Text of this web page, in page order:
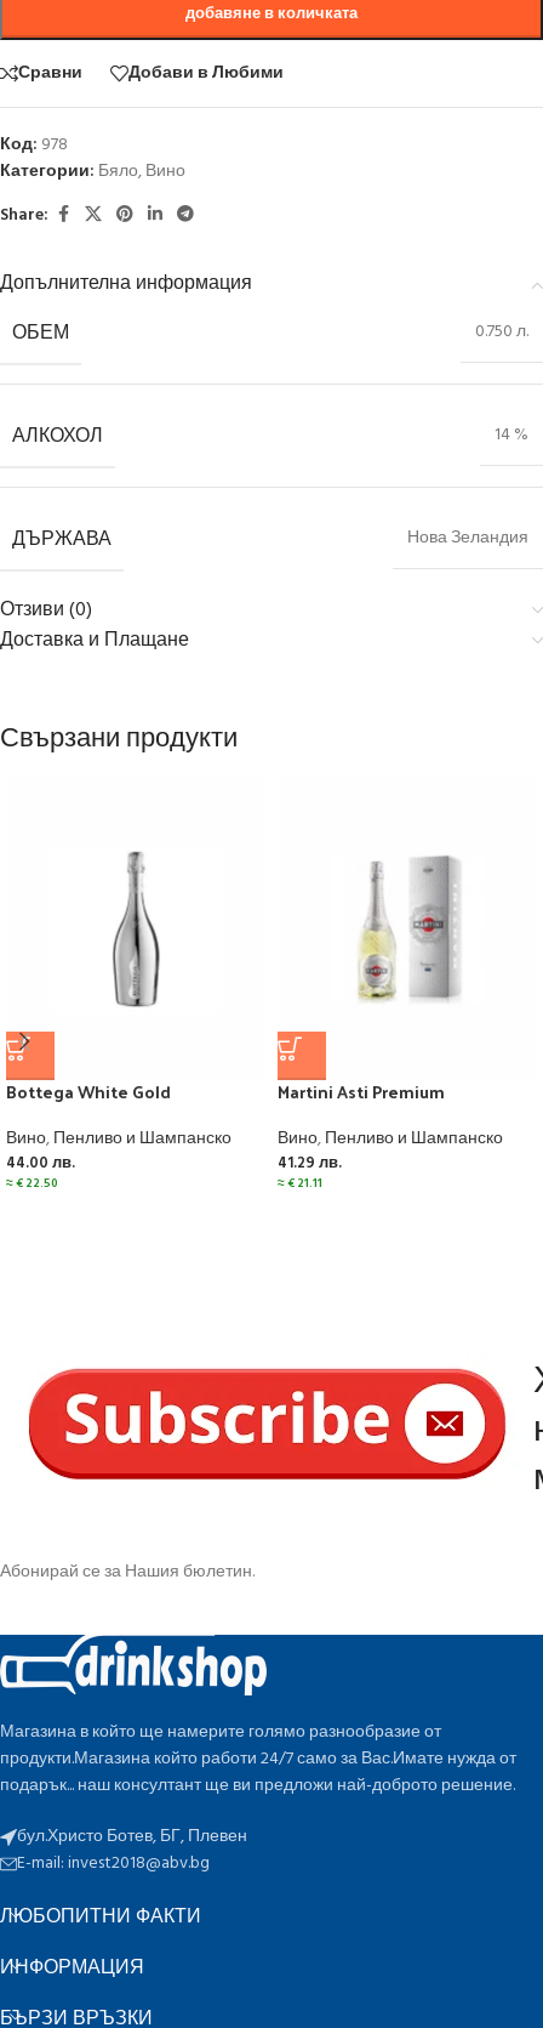
добавяне в количката
Сравни Добави в Любими
Код: 978
Категории: Бяло,Вино
Share:
Допълнителна информация
ОБЕМ 0.750 л.
АЛКОХОЛ 14 %
ДЪРЖАВА Нова Зеландия
Отзиви (0)
Доставка и Плащане
Свързани продукти
Bottega White Gold
Вино,Пенливо и Шампанско
44.00 лв.
≈€22.50
Martini Asti Premium
Вино,Пенливо и Шампанско
41.29 лв.
≈€21.11
Абонирай се за Нашия бюлетин.
Магазина в който ще намерите голямо разнообразие от
продукти.Магазина който работи 24/7 само за Вас.Имате нужда от
подарък... наш консултант ще ви предложи най-доброто решение.
бул.Христо Ботев, БГ, Плевен
E-mail:invest2018@abv.bg
ЛЮБОПИТНИ ФАКТИ
ИНФОРМАЦИЯ
БЪРЗИ ВРЪЗКИ